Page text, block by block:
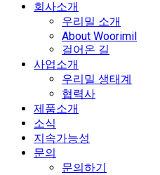
회사소개
우리밀 소개
About Woorimil
걸어온 길
사업소개
우리밀 생태계
협력사
제품소개
소식
지속가능성
문의
문의하기